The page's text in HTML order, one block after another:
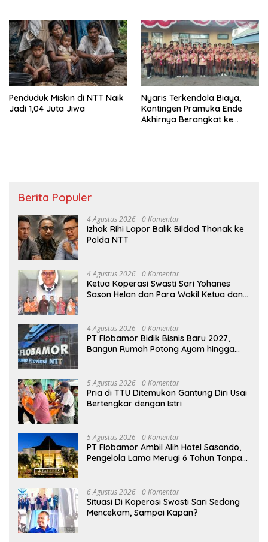
Penduduk Miskin di NTT Naik
Jadi 1,04 Juta Jiwa
Nyaris Terkendala Biaya,
Kontingen Pramuka Ende
Akhirnya Berangkat ke
Berita Populer
4 Agustus 2026 0 Komentar
Izhak Rihi Lapor Balik Bildad Thonak ke
Polda NTT
4 Agustus 2026 0 Komentar
Ketua Koperasi Swasti Sari Yohanes
Sason Helan dan Para Wakil Ketua dan
Menyambut Sukacita
4 Agustus 2026 0 Komentar
PT Flobamor Bidik Bisnis Baru 2027,
Bangun Rumah Potong Ayam hingga
5 Agustus 2026 0 Komentar
Pria di TTU Ditemukan Gantung Diri Usai
Bertengkar dengan Istri
5 Agustus 2026 0 Komentar
PT Flobamor Ambil Alih Hotel Sasando,
Pengelola Lama Merugi 6 Tahun Tanpa
6 Agustus 2026 0 Komentar
Situasi Di Koperasi Swasti Sari Sedang
Mencekam, Sampai Kapan?